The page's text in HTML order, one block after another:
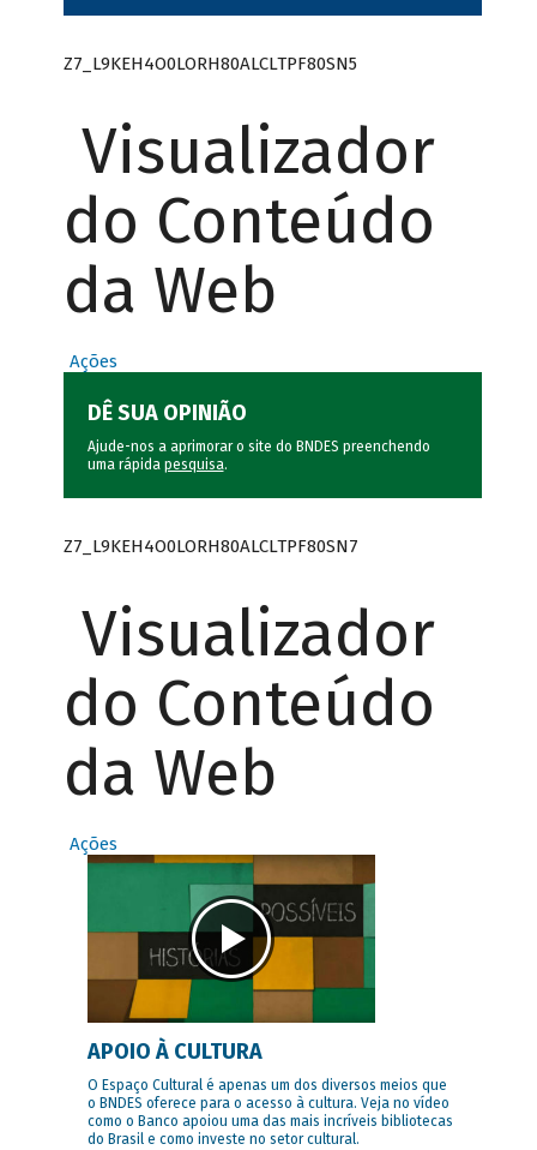
Z7_L9KEH4O0LORH80ALCLTPF80SN5
Visualizador
do Conteúdo
da Web
Ações
DÊ SUA OPINIÃO
Ajude-nos a aprimorar o site do BNDES preenchendo
uma rápida pesquisa.
Z7_L9KEH4O0LORH80ALCLTPF80SN7
Visualizador
do Conteúdo
da Web
Ações
APOIO À CULTURA
O Espaço Cultural é apenas um dos diversos meios que
o BNDES oferece para o acesso à cultura. Veja no vídeo
como o Banco apoiou uma das mais incríveis bibliotecas
do Brasil e como investe no setor cultural.